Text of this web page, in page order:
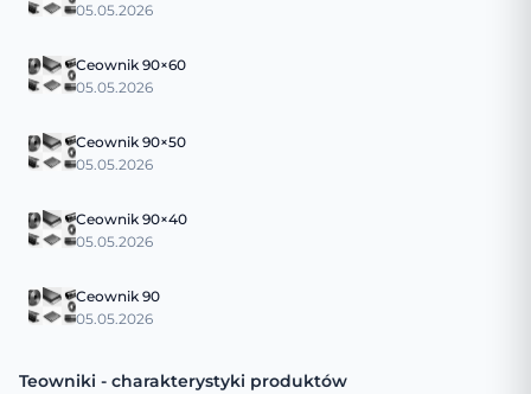
05.05.2026
Ceownik 90×60
05.05.2026
Ceownik 90×50
05.05.2026
Ceownik 90×40
05.05.2026
Ceownik 90
05.05.2026
Teowniki - charakterystyki produktów